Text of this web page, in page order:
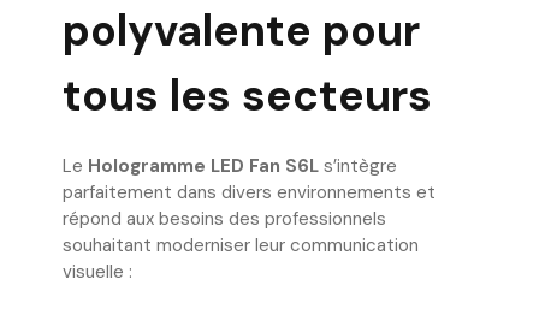
polyvalente pour
tous les secteurs
Le Hologramme LED Fan S6L s’intègre
parfaitement dans divers environnements et
répond aux besoins des professionnels
souhaitant moderniser leur communication
visuelle :